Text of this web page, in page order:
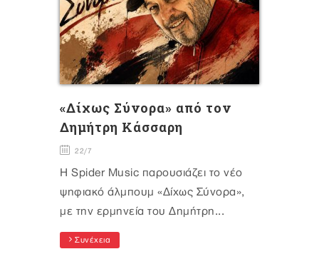
«Δίχως Σύνορα» από τον
Δημήτρη Κάσσαρη
22/7
Η Spider Music παρουσιάζει το νέο
ψηφιακό άλμπουμ «Δίχως Σύνορα»,
με την ερμηνεία του Δημήτρη...
Συνέχεια